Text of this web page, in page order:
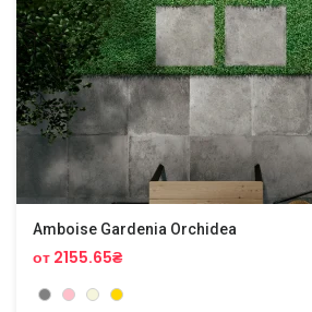
Amboise Gardenia Orchidea
от 2155.65₴